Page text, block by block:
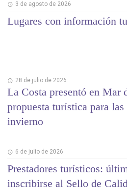
3 de agosto de 2026
Lugares con información
28 de julio de 2026
La Costa presentó en Mar
propuesta turística para las
invierno
6 de julio de 2026
Prestadores turísticos:
inscribirse al Sello de